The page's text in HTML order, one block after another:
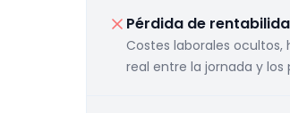
Pérdida de
Costes laborales
real entre la jornada y los